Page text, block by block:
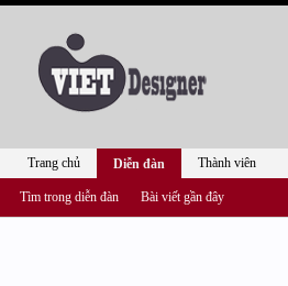
Trang chủ Diễn đàn
Tìm trong diễn đàn Bài viết gần đây
Thành viên